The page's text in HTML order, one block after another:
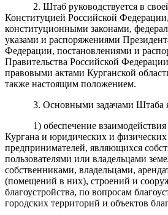
2. Штаб руководствуется в
Конституцией Российской
конституционными законами,
указами и распоряжениями
Федерации, постановлениями и
Правительства Российской
правовыми актами Курганской
также настоящим положением.
3. Основными задачами Штаба
1) обеспечение
Кургана и юридических и
предпринимателей, являющихся
пользователями или владельцами
собственниками, владельцами,
(помещений в них), строений и
благоустройства, по вопросам
городских территорий и объектов